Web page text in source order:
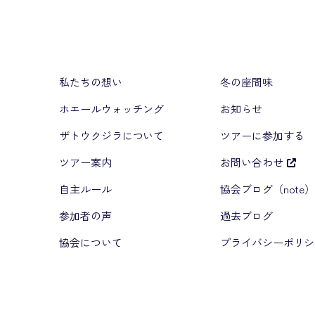
私たちの想い
ホエールウォッチング
ザトウクジラについて
ツアー案内
自主ルール
参加者の声
協会について
冬の座間味
お知らせ
ツアーに参加する
お問い合わせ
協会ブログ（note）
過去ブログ
プライバシーポリ